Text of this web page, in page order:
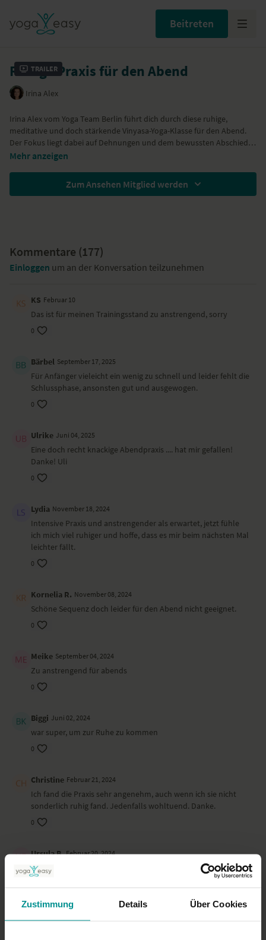
Zustimmung Details Über Cookies
Beitreten
Trailer
Ruhige Praxis für den Abend
Irina Alex
Irina Alex vom Yoga Team Berlin führt dich durch diese ruhige,
meditative und doch stärkende Vinyasa-Yoga-Klasse für den Abend.
Der Fokus liegt dabei auf Dehnungen und dem bewussten Abschied
vom (Arbeits)-Tag. Die Praxis zentriert und beruhigt, wirkt aber trotz
abgelegtem Knie, Halbe Taube, Ausfallschritt-Twist. Du konzentrierst
Die Klasse eignet sich perfekt als Feierabend- Praxis, kann aber auch in
Mehr anzeigen
Zum Ansehen Mitglied werden
Kommentare (177)
Einloggen um an der Konversation teilzunehmen
KS Februar 10
Das ist für meinen Trainingsstand zu anstrengend, sorry
0
Bärbel September 17, 2025
Für Anfänger vieleicht ein wenig zu schnell und leider fehlt die
Schlussphase, ansonsten gut und ausgewogen.
0
Ulrike Juni 04, 2025
Eine doch recht knackige Abendpraxis .... hat mir gefallen!
Danke! Uli
0
Lydia November 18, 2024
Intensive Praxis und anstrengender als erwartet, jetzt fühle
ich mich viel ruhiger und hoffe, dass es mir beim nächsten Mal
leichter fällt.
0
Kornelia R. November 08, 2024
Schöne Sequenz doch leider für den Abend nicht geeignet.
0
Meike September 04, 2024
Zu anstrengend für abends
0
Biggi Juni 02, 2024
war super, um zur Ruhe zu kommen
0
Christine Februar 21, 2024
Ich fand die Praxis sehr angenehm, auch wenn ich sie nicht
sonderlich ruhig fand. Jedenfalls wohltuend. Danke.
0
Ursula B. Februar 20, 2024
Schon oft geübt - immer wieder gut!